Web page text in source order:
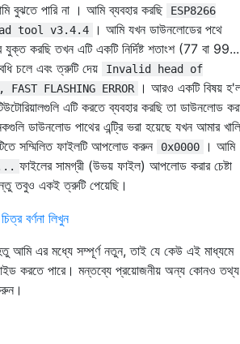
বুঝতে পারি না । আমি ব্যবহার করছি
ESP8266
tool v3.4.4
। আমি যখন ডাউনলোডের পথে
যুক্ত করছি তখন এটি একটি নির্দিষ্ট শতাংশ (77 বা 99...
চলে এবং ত্রুটি দেয়
Invalid head of
FLASHING ERROR
। আরও একটি বিষয়
এটি করতে ব্যবহার করছি তা ডাউনলোড
ডাউনলোড পাথের এন্ট্রি ভরা হয়েছে যখন আমার খালি
সম্মিলিত ফাইলটি আপলোড করুন
0x0000 । আমি
ফাইলের সামগ্রী (উভয় ফাইল) আপলোড করার চেষ্টা
তবুও একই ত্রুটি পেয়েছি।
আমি এর মধ্যে সম্পূর্ণ নতুন, তাই যে কেউ এই মাধ্যমে
করতে পারে। মন্তব্যে প্রয়োজনীয় অন্য কোনও তথ্য